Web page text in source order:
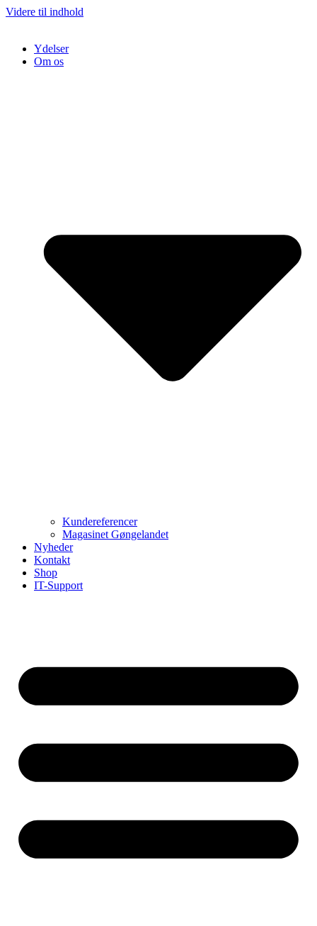
Videre til indhold
Ydelser
Om os
Kundereferencer
Magasinet Gøngelandet
Nyheder
Kontakt
Shop
IT-Support